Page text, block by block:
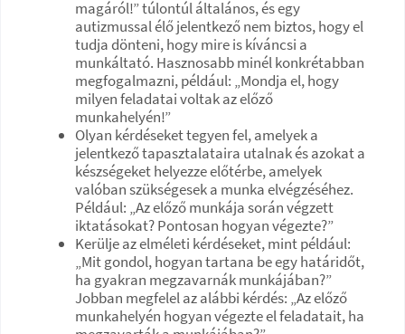
magáról!” túlontúl általános, és egy
autizmussal élő jelentkező nem biztos, hogy el
tudja dönteni, hogy mire is kíváncsi a
munkáltató. Hasznosabb minél konkrétabban
megfogalmazni, például: „Mondja el, hogy
milyen feladatai voltak az előző
munkahelyén!”
Olyan kérdéseket tegyen fel, amelyek a
jelentkező tapasztalataira utalnak és azokat a
készségeket helyezze előtérbe, amelyek
valóban szükségesek a munka elvégzéséhez.
Például: „Az előző munkája során végzett
iktatásokat? Pontosan hogyan végezte?”
Kerülje az elméleti kérdéseket, mint például:
„Mit gondol, hogyan tartana be egy határidőt,
ha gyakran megzavarnák munkájában?”
Jobban megfelel az alábbi kérdés: „Az előző
munkahelyén hogyan végezte el feladatait, ha